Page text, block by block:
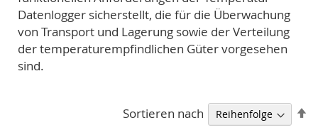
Datenlogger sicherstellt, die für die Überwachung
von Transport und Lagerung sowie der Verteilung
der temperaturempfindlichen Güter vorgesehen
sind.
Sortieren nach